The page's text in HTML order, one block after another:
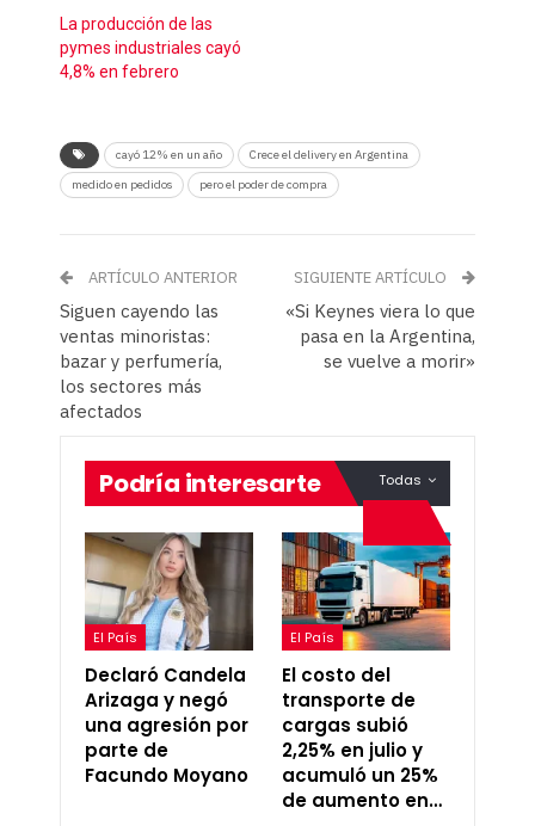
La producción de las
pymes industriales cayó
4,8% en febrero
cayó 12% en un año
Crece el delivery en Argentina
medido en pedidos
pero el poder de compra
ARTÍCULO ANTERIOR
Siguen cayendo las
ventas minoristas:
bazar y perfumería,
los sectores más
afectados
SIGUIENTE ARTÍCULO
«Si Keynes viera lo que
pasa en la Argentina,
se vuelve a morir»
Todas
Podría interesarte
El País
Declaró Candela
Arizaga y negó
una agresión por
parte de
Facundo Moyano
El País
El costo del
transporte de
cargas subió
2,25% en julio y
acumuló un 25%
de aumento en…